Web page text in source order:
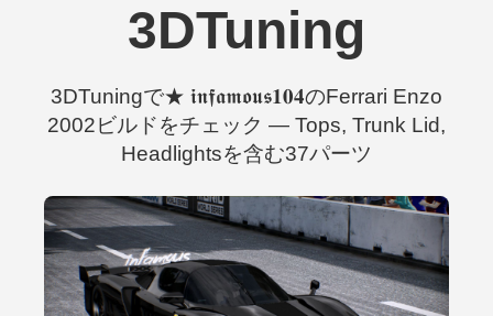
3DTuning
3DTuningで★ 𝖎𝖓𝖋𝖆𝖒𝖔𝖚𝖘𝟏𝟎𝟒のFerrari Enzo
2002ビルドをチェック — Tops, Trunk Lid,
Headlightsを含む37パーツ